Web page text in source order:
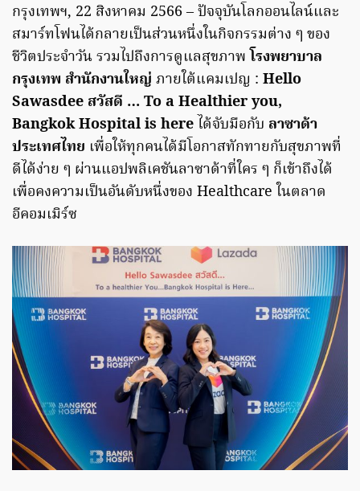
กรุงเทพฯ, 22 สิงหาคม 2566 – ปัจจุบันโลกออนไลน์และ
สมาร์ทโฟนได้กลายเป็นส่วนหนึ่งในกิจกรรมต่าง ๆ ของ
ชีวิตประจำวัน รวมไปถึงการดูแลสุขภาพโรงพยาบาล
กรุงเทพ สำนักงานใหญ่ ภายใต้แคมเปญ : Hello
Sawasdee สวัสดี … To a Healthier you,
Bangkok Hospital is here ได้จับมือกับ ลาซาด้า
ประเทศไทย เพื่อให้ทุกคนได้มีโอกาสทักทายกับสุขภาพที่
ดีได้ง่าย ๆ ผ่านแอปพลิเคชันลาซาด้าที่ใคร ๆ ก็เข้าถึงได้
เพื่อคงความเป็นอันดับหนึ่งของ Healthcare ในตลาด
อีคอมเมิร์ซ